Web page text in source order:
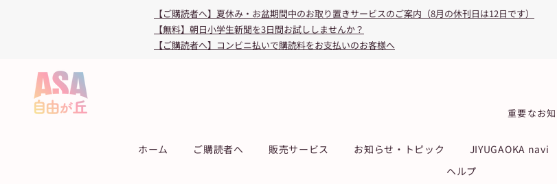
【ご購読者へ】夏休み・お盆期間中のお取り置きサービスのご案内（8月の休刊日は12日です）
【無料】朝日小学生新聞を3日間お試ししませんか？
【ご購読者へ】コンビニ払いで購読料をお支払いのお客様へ
重要なお
ホーム ご購読者へ 販売サービス お知らせ・トピック JIYUGAOKA navi
ヘルプ